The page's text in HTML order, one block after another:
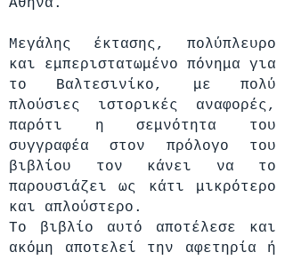
Αθήνα.
Μεγάλης έκτασης, πολύπλευρο
και εμπεριστατωμένο πόνημα για
το Βαλτεσινίκο, με πολύ
πλούσιες ιστορικές αναφορές,
παρότι η σεμνότητα του
συγγραφέα στον πρόλογο του
βιβλίου τον κάνει να το
παρουσιάζει ως κάτι μικρότερο
και απλούστερο.
Το βιβλίο αυτό αποτέλεσε και
ακόμη αποτελεί την αφετηρία ή